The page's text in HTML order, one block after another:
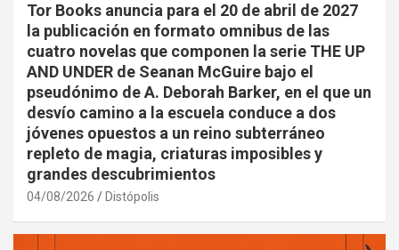
Tor Books anuncia para el 20 de abril de 2027
la publicación en formato omnibus de las
cuatro novelas que componen la serie THE UP
AND UNDER de Seanan McGuire bajo el
pseudónimo de A. Deborah Barker, en el que un
desvío camino a la escuela conduce a dos
jóvenes opuestos a un reino subterráneo
repleto de magia, criaturas imposibles y
grandes descubrimientos
04/08/2026 Distópolis